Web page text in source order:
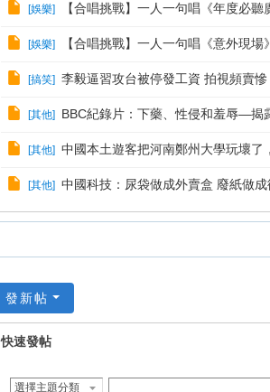
[娛樂] 【合唱挑戰】一人一句唱《年度必聽
[娛樂] 【合唱挑戰】一人一句唱《意外現
[搞笑] 李毅逼習攻台被停發工資 拍視頻賣慘
[其他] BBC紀錄片：下藥、性侵和羞辱—揭
[其他] 中國本土遊客把河南鄭州大學玩壞了
[其他] 中國科技：尿袋做成外賣盒 廢紙做成
發新帖
快速發帖
選擇主題分類